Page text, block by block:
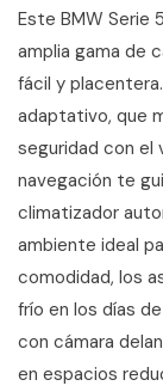
Este BMW Serie
amplia gama de
fácil y
adaptativo, que
seguridad con el
navegación te
climatizador
ambiente ideal
comodidad, los
frío en los días
con cámara
en espacios